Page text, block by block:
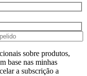
sobre produtos,
base nas minhas
a subscrição a